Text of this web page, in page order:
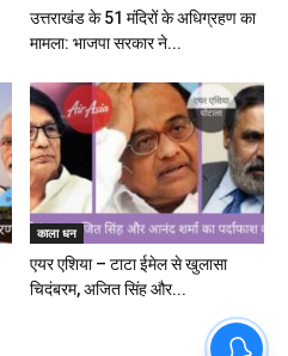
उत्तराखंड के 51 मंदिरों के अधिग्रहण का
मामला: भाजपा सरकार ने...
काला धन
एयर एशिया – टाटा ईमेल से खुलासा
चिदंबरम, अजित सिंह और...